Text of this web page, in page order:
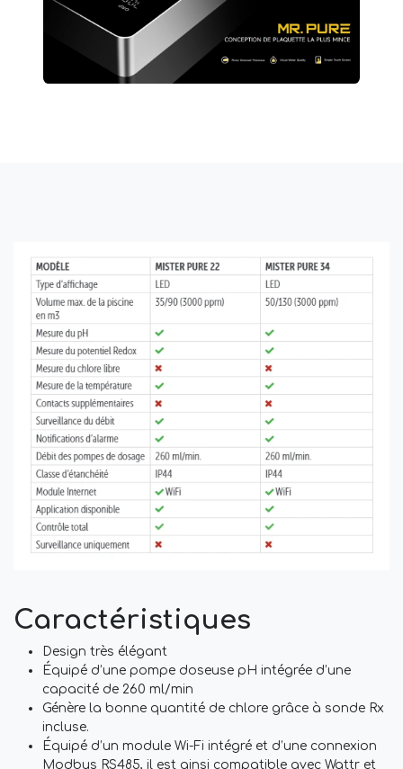
Caractéristiques
Design très élégant
Équipé d’une pompe doseuse pH intégrée d’une
capacité de 260 ml/min
Génère la bonne quantité de chlore grâce à sonde Rx
incluse.
Équipé d’un module Wi-Fi intégré et d’une connexion
Modbus RS485, il est ainsi compatible avec Wattr et